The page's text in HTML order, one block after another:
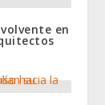
en